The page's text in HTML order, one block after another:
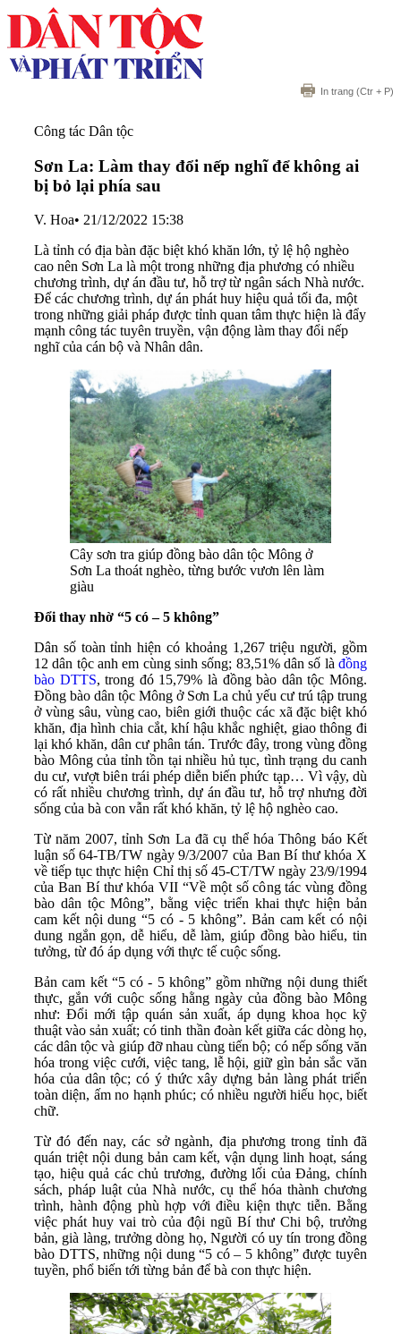
In trang (Ctr + P)
Công tác Dân tộc
Sơn La: Làm thay đổi nếp nghĩ để không ai
bị bỏ lại phía sau
V. Hoa• 21/12/2022 15:38
Là tỉnh có địa bàn đặc biệt khó khăn lớn, tỷ lệ hộ nghèo
cao nên Sơn La là một trong những địa phương có nhiều
chương trình, dự án đầu tư, hỗ trợ từ ngân sách Nhà nước.
Để các chương trình, dự án phát huy hiệu quả tối đa, một
trong những giải pháp được tỉnh quan tâm thực hiện là đẩy
mạnh công tác tuyên truyền, vận động làm thay đổi nếp
nghĩ của cán bộ và Nhân dân.
Cây sơn tra giúp đồng bào dân tộc Mông ở
Sơn La thoát nghèo, từng bước vươn lên làm
giàu
Đổi thay nhờ “5 có – 5 không”
Dân số toàn tỉnh hiện có khoảng 1,267 triệu người, gồm
12 dân tộc anh em cùng sinh sống; 83,51% dân số là đồng
bào DTTS, trong đó 15,79% là đồng bào dân tộc Mông.
Đồng bào dân tộc Mông ở Sơn La chủ yếu cư trú tập trung
ở vùng sâu, vùng cao, biên giới thuộc các xã đặc biệt khó
khăn, địa hình chia cắt, khí hậu khắc nghiệt, giao thông đi
lại khó khăn, dân cư phân tán. Trước đây, trong vùng đồng
bào Mông của tỉnh tồn tại nhiều hủ tục, tình trạng du canh
du cư, vượt biên trái phép diễn biến phức tạp… Vì vậy, dù
có rất nhiều chương trình, dự án đầu tư, hỗ trợ nhưng đời
sống của bà con vẫn rất khó khăn, tỷ lệ hộ nghèo cao.
Từ năm 2007, tỉnh Sơn La đã cụ thể hóa Thông báo Kết
luận số 64-TB/TW ngày 9/3/2007 của Ban Bí thư khóa X
về tiếp tục thực hiện Chỉ thị số 45-CT/TW ngày 23/9/1994
của Ban Bí thư khóa VII “Về một số công tác vùng đồng
bào dân tộc Mông”, bằng việc triển khai thực hiện bản
cam kết nội dung “5 có - 5 không”. Bản cam kết có nội
dung ngắn gọn, dễ hiểu, dễ làm, giúp đồng bào hiểu, tin
tưởng, từ đó áp dụng với thực tế cuộc sống.
Bản cam kết “5 có - 5 không” gồm những nội dung thiết
thực, gắn với cuộc sống hằng ngày của đồng bào Mông
như: Đổi mới tập quán sản xuất, áp dụng khoa học kỹ
thuật vào sản xuất; có tinh thần đoàn kết giữa các dòng họ,
các dân tộc và giúp đỡ nhau cùng tiến bộ; có nếp sống văn
hóa trong việc cưới, việc tang, lễ hội, giữ gìn bản sắc văn
hóa của dân tộc; có ý thức xây dựng bản làng phát triển
toàn diện, ấm no hạnh phúc; có nhiều người hiếu học, biết
chữ.
Từ đó đến nay, các sở ngành, địa phương trong tỉnh đã
quán triệt nội dung bản cam kết, vận dụng linh hoạt, sáng
tạo, hiệu quả các chủ trương, đường lối của Đảng, chính
sách, pháp luật của Nhà nước, cụ thể hóa thành chương
trình, hành động phù hợp với điều kiện thực tiễn. Bằng
việc phát huy vai trò của đội ngũ Bí thư Chi bộ, trưởng
bản, già làng, trưởng dòng họ, Người có uy tín trong đồng
bào DTTS, những nội dung “5 có – 5 không” được tuyên
tuyền, phổ biến tới từng bản để bà con thực hiện.